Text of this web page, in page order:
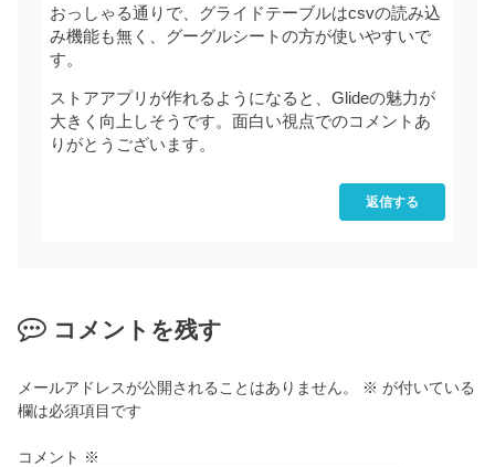
おっしゃる通りで、グライドテーブルはcsvの読み込
み機能も無く、グーグルシートの方が使いやすいで
す。
ストアアプリが作れるようになると、Glideの魅力が
大きく向上しそうです。面白い視点でのコメントあ
りがとうございます。
返信する
コメントを残す
メールアドレスが公開されることはありません。 ※ が付いている
欄は必須項目です
コメント ※